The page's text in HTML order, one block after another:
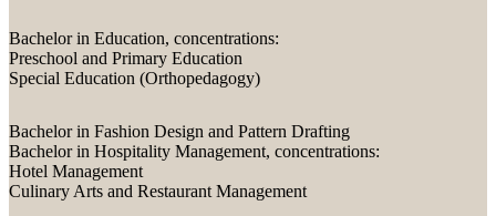
Bachelor in Education, concentrations:
Preschool and Primary Education
Special Education (Orthopedagogy)
Bachelor in Fashion Design and Pattern Drafting
Bachelor in Hospitality Management, concentrations:
Hotel Management
Culinary Arts and Restaurant Management